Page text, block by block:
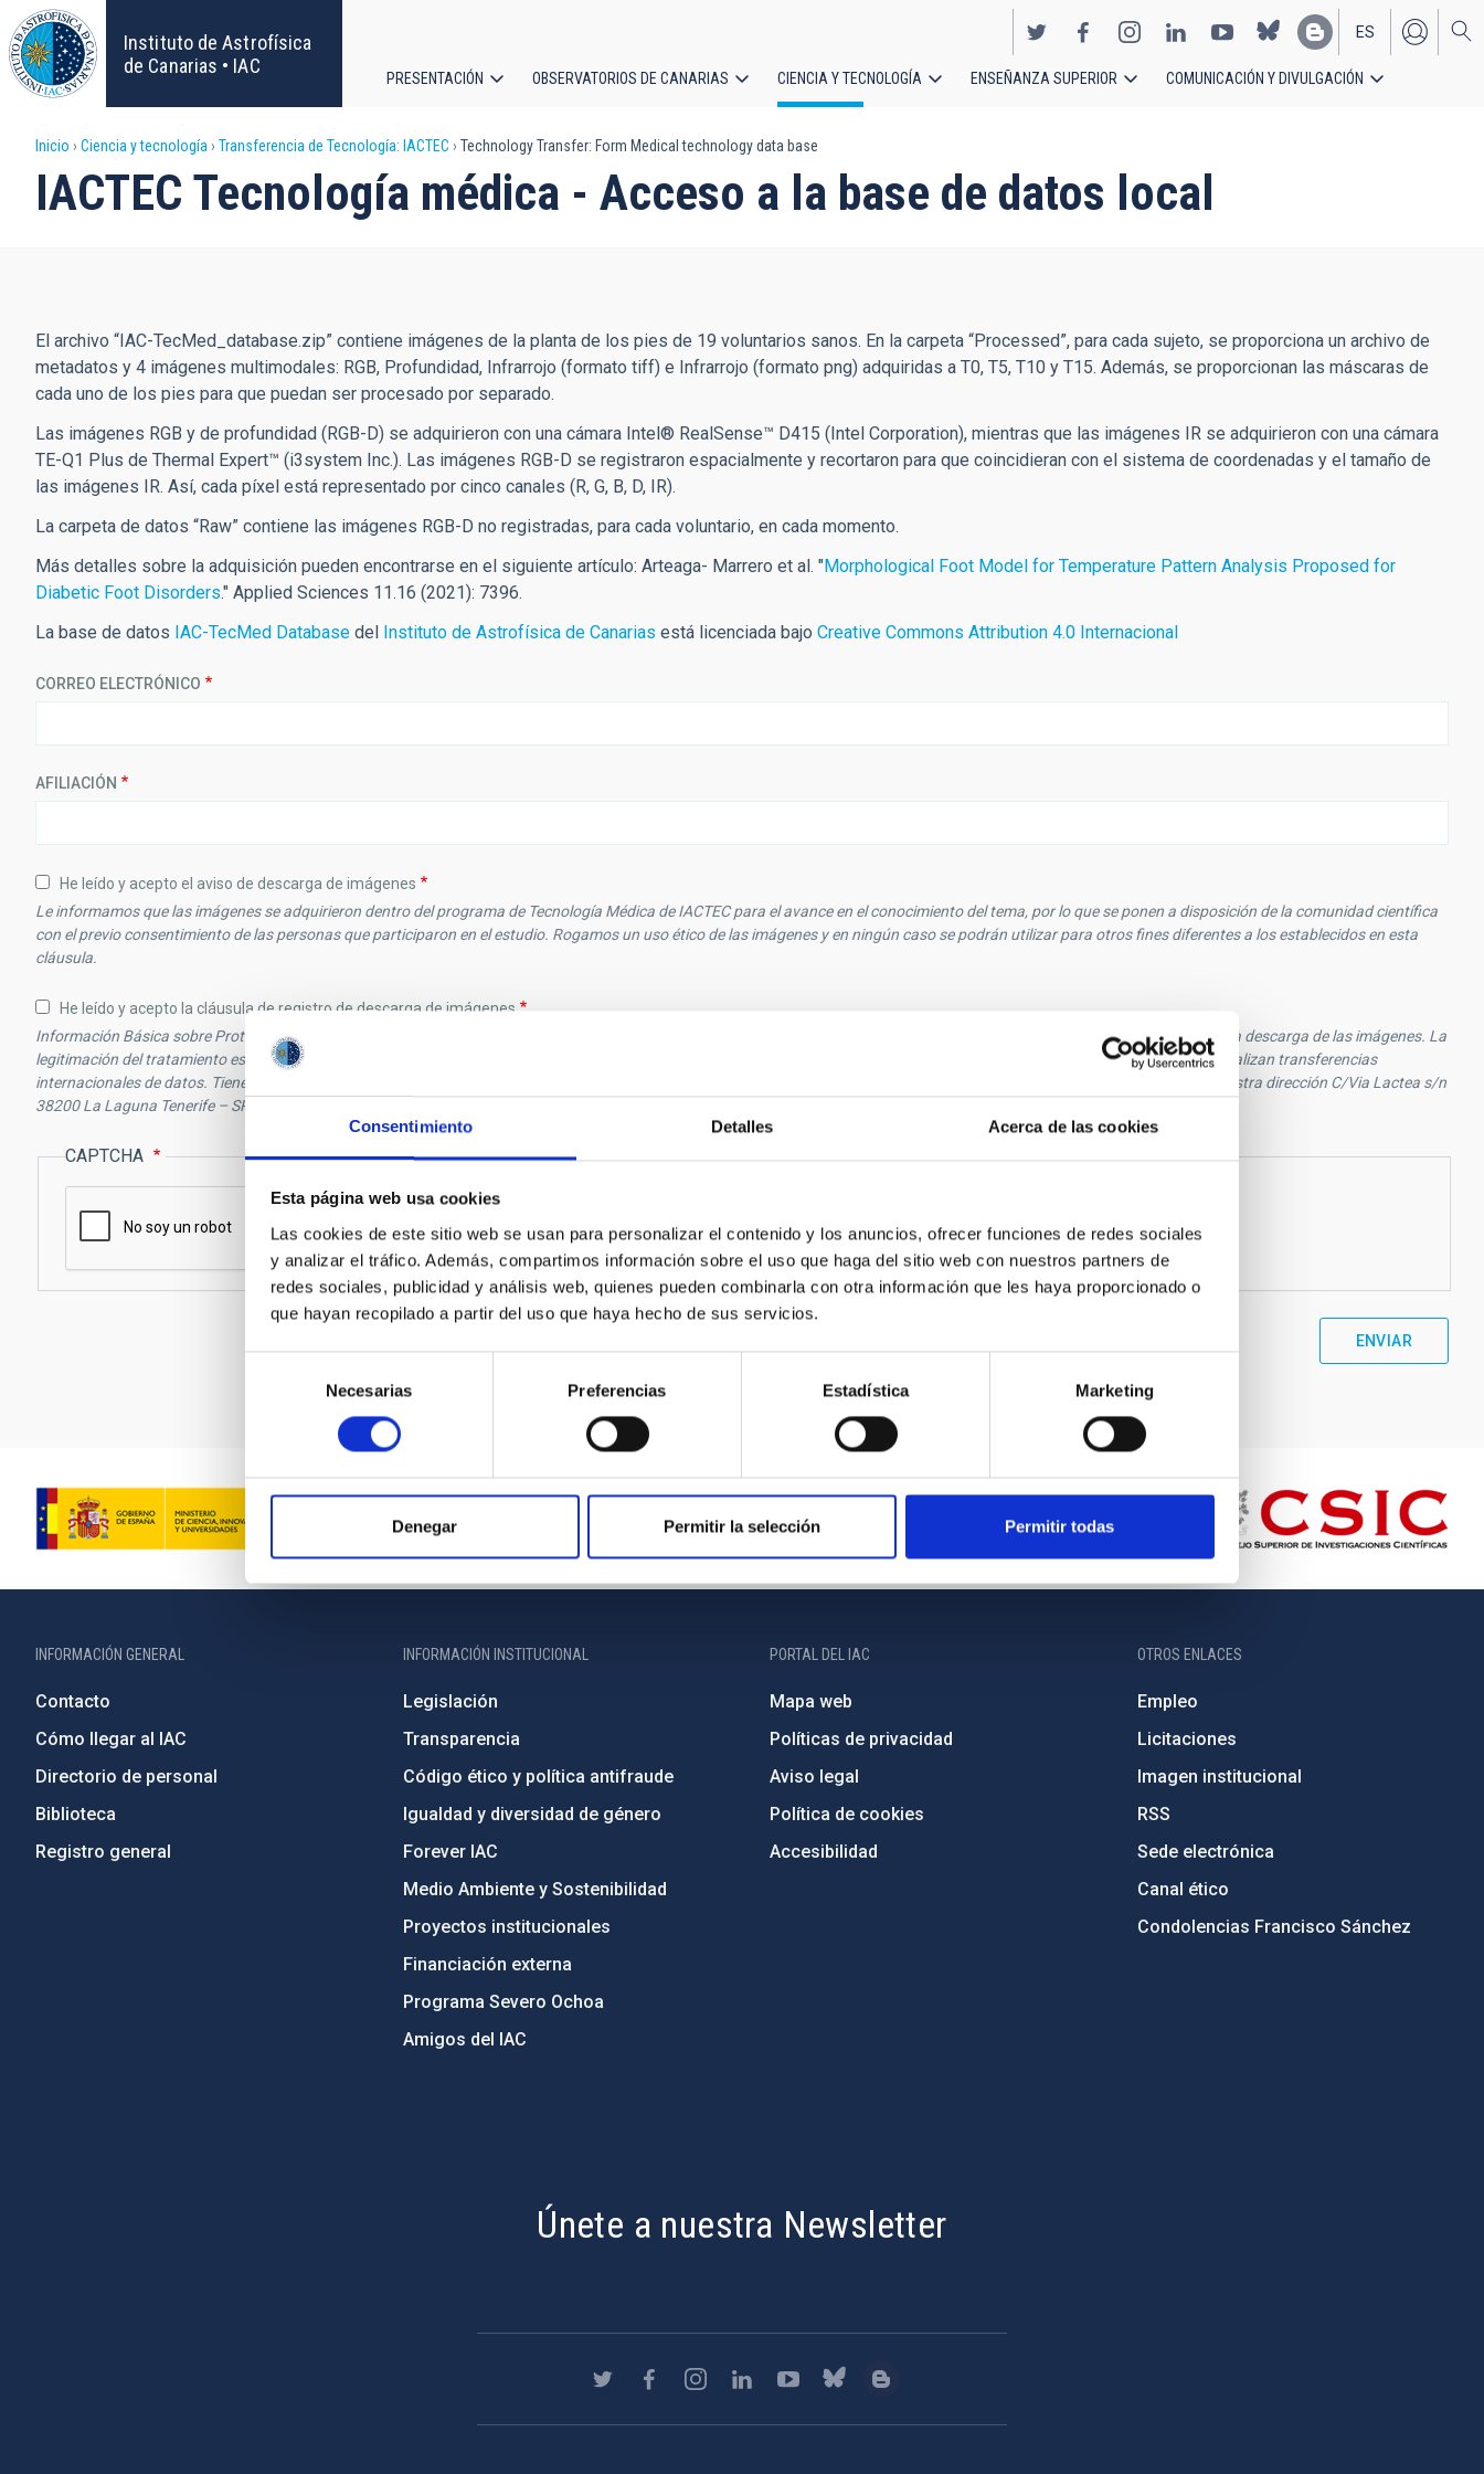
Consentimiento Detalles Acerca de las cookies
Esta página web usa cookies
Las cookies de este sitio web se usan para personalizar el contenido y los anuncios, ofrecer funciones de redes sociales
y analizar el tráfico. Además, compartimos información sobre el uso que haga del sitio web con nuestros partners de
redes sociales, publicidad y análisis web, quienes pueden combinarla con otra información que les haya proporcionado o
que hayan recopilado a partir del uso que haya hecho de sus servicios.
consentimiento
Necesarias Preferencias Estadística Marketing
Denegar Permitir la selección Permitir todas
Pasar
al
contenido
principal
Instituto de Astrofísica
de Canarias • IAC
EN
ES
principal
PRESENTACIÓN OBSERVATORIOS DE CANARIAS CIENCIA Y TECNOLOGÍA ENSEÑANZA SUPERIOR COMUNICACIÓN Y DIVULGACIÓN
Sobrescribir
enlaces
a
la
navegación
Inicio Ciencia y tecnología Transferencia de Tecnología: IACTEC Technology Transfer: Form Medical technology data base
IACTEC Tecnología médica - Acceso a la base de datos local
El archivo “IAC-TecMed_database.zip” contiene imágenes de la planta de los pies de 19 voluntarios sanos. En la carpeta “Processed”, para cada sujeto, se proporciona un archivo de
metadatos y 4 imágenes multimodales: RGB, Profundidad, Infrarrojo (formato tiff) e Infrarrojo (formato png) adquiridas a T0, T5, T10 y T15. Además, se proporcionan las máscaras de
cada uno de los pies para que puedan ser procesado por separado.
Las imágenes RGB y de profundidad (RGB-D) se adquirieron con una cámara Intel® RealSense™ D415 (Intel Corporation), mientras que las imágenes IR se adquirieron con una cámara
TE-Q1 Plus de Thermal Expert™ (i3system Inc.). Las imágenes RGB-D se registraron espacialmente y recortaron para que coincidieran con el sistema de coordenadas y el tamaño de
las imágenes IR. Así, cada píxel está representado por cinco canales (R, G, B, D, IR).
La carpeta de datos “Raw” contiene las imágenes RGB-D no registradas, para cada voluntario, en cada momento.
Más detalles sobre la adquisición pueden encontrarse en el siguiente artículo: Arteaga- Marrero et al. "Morphological Foot Model for Temperature Pattern Analysis Proposed for
Diabetic Foot Disorders." Applied Sciences 11.16 (2021): 7396.
La base de datos IAC-TecMed Database del Instituto de Astrofísica de Canarias está licenciada bajo Creative Commons Attribution 4.0 Internacional
CORREO ELECTRÓNICO
AFILIACIÓN
He leído y acepto el aviso de descarga de imágenes
Le informamos que las imágenes se adquirieron dentro del programa de Tecnología Médica de IACTEC para el avance en el conocimiento del tema, por lo que se ponen a disposición de la comunidad científica
con el previo consentimiento de las personas que participaron en el estudio. Rogamos un uso ético de las imágenes y en ningún caso se podrán utilizar para otros fines diferentes a los establecidos en esta
cláusula.
He leído y acepto la cláusula de registro de descarga de imágenes
Información Básica sobre Protección de Datos: El responsable del tratamiento es el Instituto de Astrofísica de Canarias, cuya finalidad del tratamiento es la gestión y control de la descarga de las imágenes. La
legitimación del tratamiento es interés legítimo y sus datos no se cederán los datos a terceros salvo a otras Administraciones públicas en cumplimiento de la normativa. No se realizan transferencias
internacionales de datos. Tiene derecho a acceder, rectificar y suprimir los datos, así como otros derechos, como se explica en la información adicional que puede solicitar en nuestra dirección C/Via Lactea s/n
38200 La Laguna Tenerife – SPAIN.
CAPTCHA
INFORMACIÓN GENERAL
Contacto
Cómo llegar al IAC
Directorio de personal
Biblioteca
Registro general
INFORMACIÓN INSTITUCIONAL
Legislación
Transparencia
Código ético y política antifraude
Igualdad y diversidad de género
Forever IAC
Medio Ambiente y Sostenibilidad
Proyectos institucionales
Financiación externa
Programa Severo Ochoa
Amigos del IAC
PORTAL DEL IAC
Mapa web
Políticas de privacidad
Aviso legal
Política de cookies
Accesibilidad
OTROS ENLACES
Empleo
Licitaciones
Imagen institucional
RSS
Sede electrónica
Canal ético
Condolencias Francisco Sánchez
Únete a nuestra Newsletter